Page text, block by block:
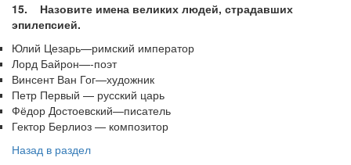
15. Назовите имена великих людей, страдавших
эпилепсией.
Юлий Цезарь—римский император
Лорд Байрон—-поэт
Винсент Ван Гог—художник
Петр Первый — русский царь
Фёдор Достоевский—писатель
Гектор Берлиоз — композитор
Назад в раздел